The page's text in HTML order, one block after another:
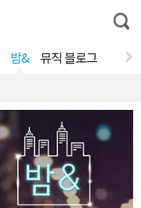
통
합
밤& 뮤직 블로그